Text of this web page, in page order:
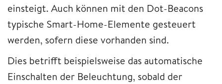
einsteigt. Auch können mit den Dot-Beacons
typische Smart-Home-Elemente gesteuert
werden, sofern diese vorhanden sind.
Dies betrifft beispielsweise das automatische
Einschalten der Beleuchtung, sobald der